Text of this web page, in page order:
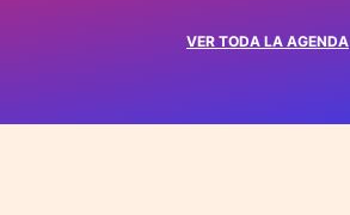
VER TODA LA AGENDA